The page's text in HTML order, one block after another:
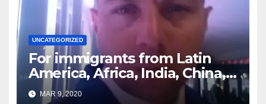
UNCATEGORIZED
For immigrants from Latin
America, Africa, India, China,
etc. you must read this article
MAR 9, 2020